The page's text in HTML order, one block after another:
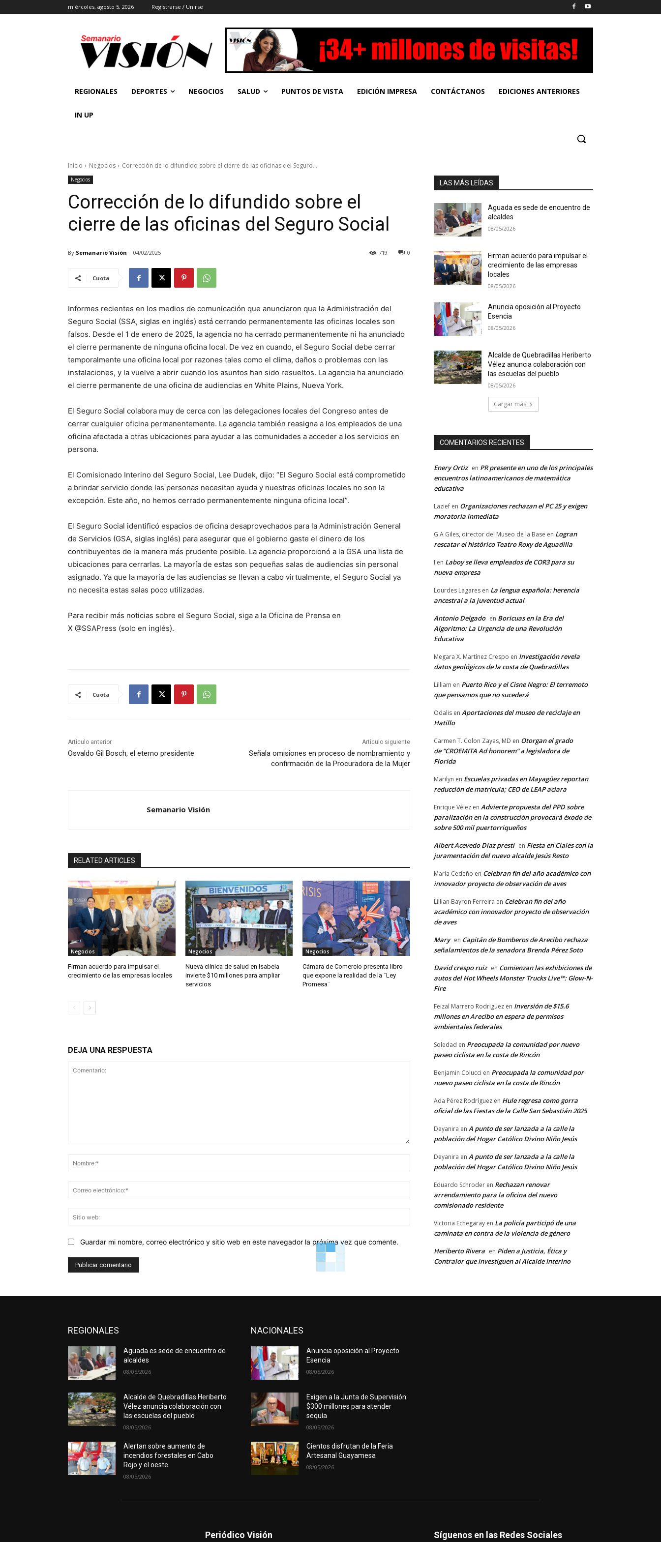
miércoles, agosto 5, 2026 Registrarse / Unirse
REGIONALES DEPORTES NEGOCIOS SALUD PUNTOS DE VISTA EDICIÓN IMPRESA CONTÁCTANOS EDICIONES ANTERIORES
IN UP
Inicio Negocios Corrección de lo difundido sobre el cierre de las oficinas del Seguro...
Negocios
Corrección de lo difundido sobre el
cierre de las oficinas del Seguro Social
By Semanario Visión 04/02/2025 0
719
Cuota
Informes recientes en los medios de comunicación que anunciaron que la Administración del
Seguro Social (SSA, siglas en inglés) está cerrando permanentemente las oficinas locales son
falsos. Desde el 1 de enero de 2025, la agencia no ha cerrado permanentemente ni ha anunciado
el cierre permanente de ninguna oficina local. De vez en cuando, el Seguro Social debe cerrar
temporalmente una oficina local por razones tales como el clima, daños o problemas con las
instalaciones, y la vuelve a abrir cuando los asuntos han sido resueltos. La agencia ha anunciado
el cierre permanente de una oficina de audiencias en White Plains, Nueva York.
El Seguro Social colabora muy de cerca con las delegaciones locales del Congreso antes de
cerrar cualquier oficina permanentemente. La agencia también reasigna a los empleados de una
oficina afectada a otras ubicaciones para ayudar a las comunidades a acceder a los servicios en
persona.
El Comisionado Interino del Seguro Social, Lee Dudek, dijo: “El Seguro Social está comprometido
a brindar servicio donde las personas necesitan ayuda y nuestras oficinas locales no son la
excepción. Este año, no hemos cerrado permanentemente ninguna oficina local”.
El Seguro Social identificó espacios de oficina desaprovechados para la Administración General
de Servicios (GSA, siglas inglés) para asegurar que el gobierno gaste el dinero de los
contribuyentes de la manera más prudente posible. La agencia proporcionó a la GSA una lista de
ubicaciones para cerrarlas. La mayoría de estas son pequeñas salas de audiencias sin personal
asignado. Ya que la mayoría de las audiencias se llevan a cabo virtualmente, el Seguro Social ya
no necesita estas salas poco utilizadas.
Para recibir más noticias sobre el Seguro Social, siga a la Oficina de Prensa en
X @SSAPress (solo en inglés).
Cuota
Artículo anterior
Osvaldo Gil Bosch, el eterno presidente
Artículo siguiente
Señala omisiones en proceso de nombramiento y
confirmación de la Procuradora de la Mujer
Semanario Visión
RELATED ARTICLES
Negocios
Firman acuerdo para impulsar el
crecimiento de las empresas locales
Negocios
Nueva clínica de salud en Isabela
invierte $10 millones para ampliar
servicios
Negocios
Cámara de Comercio presenta libro
que expone la realidad de la ¨Ley
Promesa¨
DEJA UNA RESPUESTA
Nombre:*
electrónico:*
web:
Guardar mi nombre, correo electrónico y sitio web en este navegador la próxima vez que comente.
LAS MÁS LEÍDAS
Aguada es sede de encuentro de
alcaldes
08/05/2026
Firman acuerdo para impulsar el
crecimiento de las empresas
locales
08/05/2026
Anuncia oposición al Proyecto
Esencia
08/05/2026
Alcalde de Quebradillas Heriberto
Vélez anuncia colaboración con
las escuelas del pueblo
08/05/2026
Cargar más
COMENTARIOS RECIENTES
Enery Ortiz en PR presente en uno de los principales
encuentros latinoamericanos de matemática
educativa
Lazief en Organizaciones rechazan el PC 25 y exigen
moratoria inmediata
G A Giles, director del Museo de la Base en Logran
rescatar el histórico Teatro Roxy de Aguadilla
I en Laboy se lleva empleados de COR3 para su
nueva empresa
Lourdes Lagares en La lengua española: herencia
ancestral a la juventud actual
Antonio Delgado en Boricuas en la Era del
Algoritmo: La Urgencia de una Revolución
Educativa
Megara X. Martínez Crespo en Investigación revela
datos geológicos de la costa de Quebradillas
Lilliam en Puerto Rico y el Cisne Negro: El terremoto
que pensamos que no sucederá
Odalis en Aportaciones del museo de reciclaje en
Hatillo
Carmen T. Colon Zayas, MD en Otorgan el grado
de “CROEMITA Ad honorem” a legisladora de
Florida
Marilyn en Escuelas privadas en Mayagüez reportan
reducción de matrícula; CEO de LEAP aclara
Enrique Vélez en Advierte propuesta del PPD sobre
paralización en la construcción provocará éxodo de
sobre 500 mil puertorriqueños
Albert Acevedo Díaz presti en Fiesta en Ciales con la
juramentación del nuevo alcalde Jesús Resto
María Cedeño en Celebran fin del año académico con
innovador proyecto de observación de aves
Lillian Bayron Ferreira en Celebran fin del año
académico con innovador proyecto de observación
de aves
Mary en Capitán de Bomberos de Arecibo rechaza
señalamientos de la senadora Brenda Pérez Soto
David crespo ruiz en Comienzan las exhibiciones de
autos del Hot Wheels Monster Trucks Live™: Glow-N-
Fire
Feizal Marrero Rodriguez en Inversión de $15.6
millones en Arecibo en espera de permisos
ambientales federales
Soledad en Preocupada la comunidad por nuevo
paseo ciclista en la costa de Rincón
Benjamin Colucci en Preocupada la comunidad por
nuevo paseo ciclista en la costa de Rincón
Ada Pérez Rodríguez en Hule regresa como gorra
oficial de las Fiestas de la Calle San Sebastián 2025
Deyanira en A punto de ser lanzada a la calle la
población del Hogar Católico Divino Niño Jesús
Deyanira en A punto de ser lanzada a la calle la
población del Hogar Católico Divino Niño Jesús
Eduardo Schroder en Rechazan renovar
arrendamiento para la oficina del nuevo
comisionado residente
Victoria Echegaray en La policía participó de una
caminata en contra de la violencia de género
Heriberto Rivera en Piden a Justicia, Ética y
Contralor que investiguen al Alcalde Interino
REGIONALES
Aguada es sede de encuentro de
alcaldes
08/05/2026
Alcalde de Quebradillas Heriberto
Vélez anuncia colaboración con
las escuelas del pueblo
08/05/2026
Alertan sobre aumento de
incendios forestales en Cabo
Rojo y el oeste
08/05/2026
NACIONALES
Anuncia oposición al Proyecto
Esencia
08/05/2026
Exigen a la Junta de Supervisión
$300 millones para atender
sequía
08/05/2026
Cientos disfrutan de la Feria
Artesanal Guayamesa
08/05/2026
Periódico Visión Síguenos en las Redes Sociales